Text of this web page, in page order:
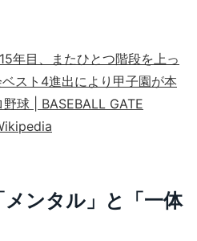
年目、またひとつ階段を上っ
スト4進出により甲子園が本
球 | BASEBALL GATE
ンタル」と「一体